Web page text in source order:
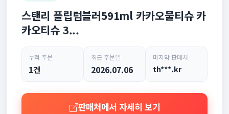
스탠리 플립텀블러591ml 카카오물티슈 카
카오티슈 3...
누적 주문
1건
최근 주문일
2026.07.06
마지막 판매처
th***.kr
판매처에서 자세히 보기